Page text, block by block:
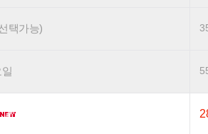
택가능)